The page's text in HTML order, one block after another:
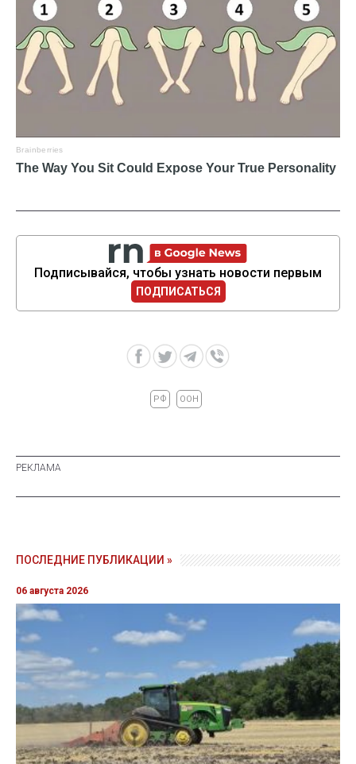
Подписывайся, чтобы узнать новости первым
ПОДПИСАТЬСЯ
РФ ООН
ПОСЛЕДНИЕ ПУБЛИКАЦИИ »
06 августа 2026